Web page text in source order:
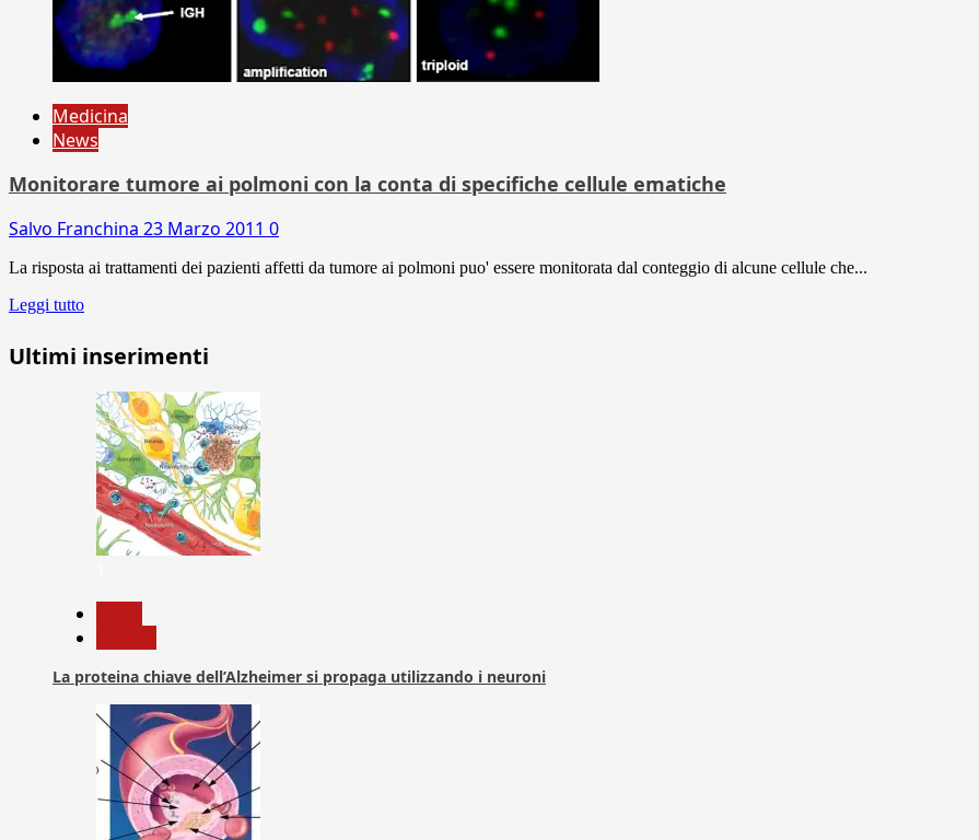
Medicina
News
Monitorare tumore ai polmoni con la conta di specifiche cellule ematiche
Salvo Franchina 23 Marzo 2011 0
La risposta ai trattamenti dei pazienti affetti da tumore ai polmoni puo' essere monitorata dal conteggio di alcune cellule che...
Leggi tutto
Ultimi inserimenti
La proteina chiave dell’Alzheimer si propaga utilizzando i neuroni